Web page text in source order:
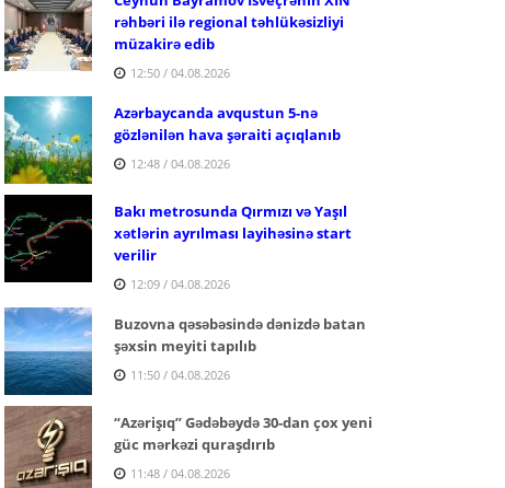
rəhbəri ilə regional təhlükəsizliyi
müzakirə edib
12:50 / 04.08.2026
Azərbaycanda avqustun 5-nə
gözlənilən hava şəraiti açıqlanıb
12:48 / 04.08.2026
Bakı metrosunda Qırmızı və Yaşıl
xətlərin ayrılması layihəsinə start
verilir
12:09 / 04.08.2026
Buzovna qəsəbəsində dənizdə batan
şəxsin meyiti tapılıb
11:50 / 04.08.2026
“Azərişıq” Gədəbəydə 30-dan çox yeni
güc mərkəzi quraşdırıb
11:48 / 04.08.2026